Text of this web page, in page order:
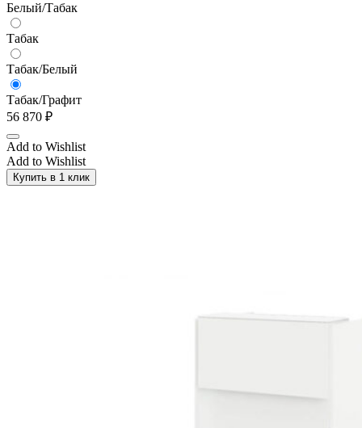
Белый/Табак
Табак
Табак/Белый
Табак/Графит
56 870 ₽
Add to Wishlist
Add to Wishlist
Купить в 1 клик